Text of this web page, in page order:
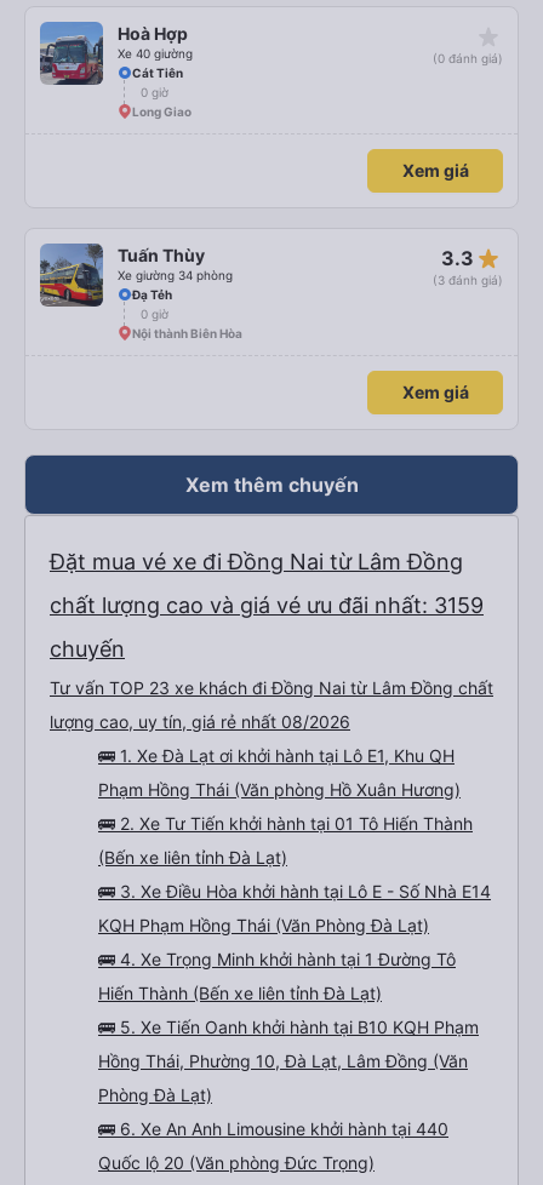
Hoà Hợp
Xe 40 giường
(0 đánh giá)
Cát Tiên
0 giờ
Long Giao
Xem giá
Tuấn Thùy
Xe giường 34 phòng
3.3 star_rate
(3 đánh giá)
Đạ Tẻh
0 giờ
Nội thành Biên Hòa
Xem giá
Xem thêm chuyến
Đặt mua vé xe đi Đồng Nai từ Lâm Đồng
chất lượng cao và giá vé ưu đãi nhất: 3159
chuyến
Tư vấn TOP 23 xe khách đi Đồng Nai từ Lâm Đồng chất
lượng cao, uy tín, giá rẻ nhất 08/2026
🚌 1. Xe Đà Lạt ơi khởi hành tại Lô E1, Khu QH
Phạm Hồng Thái (Văn phòng Hồ Xuân Hương)
🚌 2. Xe Tư Tiến khởi hành tại 01 Tô Hiến Thành
(Bến xe liên tỉnh Đà Lạt)
🚌 3. Xe Điều Hòa khởi hành tại Lô E - Số Nhà E14
KQH Phạm Hồng Thái (Văn Phòng Đà Lạt)
🚌 4. Xe Trọng Minh khởi hành tại 1 Đường Tô
Hiến Thành (Bến xe liên tỉnh Đà Lạt)
🚌 5. Xe Tiến Oanh khởi hành tại B10 KQH Phạm
Hồng Thái, Phường 10, Đà Lạt, Lâm Đồng (Văn
Phòng Đà Lạt)
🚌 6. Xe An Anh Limousine khởi hành tại 440
Quốc lộ 20 (Văn phòng Đức Trọng)